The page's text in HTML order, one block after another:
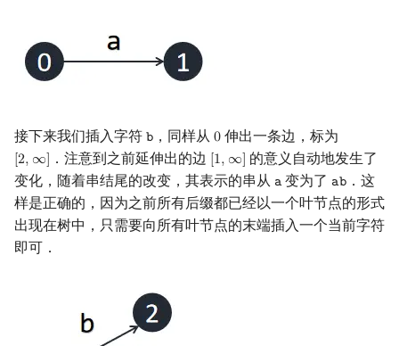
接下来我们插入字符 𝚋
b ，同样从0
0 伸出一条边，标为
[2, ∞]
[2, ∞] ．注意到之前延伸出的边 [1, ∞]
[1,∞] 的意义自动地发生了
变化，随着串结尾的改变，其表示的串从 𝚊
a变为了 𝚊𝚋
ab ．这
样是正确的，因为之前所有后缀都已经以一个叶节点的形式
出现在树中，只需要向所有叶节点的末端插入一个当前字符
即可．